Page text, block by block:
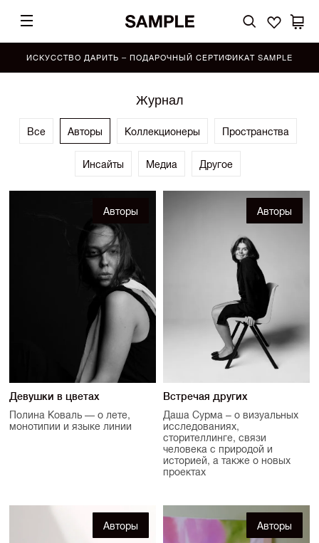
ИСКУССТВО ДАРИТЬ – ПОДАРОЧНЫЙ СЕРТИФИКАТ SAMPLE
Журнал
Все Авторы Коллекционеры Пространства
Инсайты Медиа Другое
Авторы
Девушки в цветах
Полина Коваль — о лете,
монотипии и языке линии
Авторы
Встречая других
Даша Сурма – о визуальных
исследованиях,
сторителлинге, связи
человека с природой и
историей, а также о новых
проектах
Авторы Авторы